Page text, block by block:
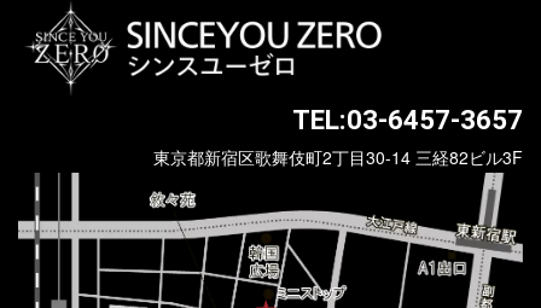
TEL:03-6457-3657
東京都新宿区歌舞伎町2丁目30-14 三経82ビル3F